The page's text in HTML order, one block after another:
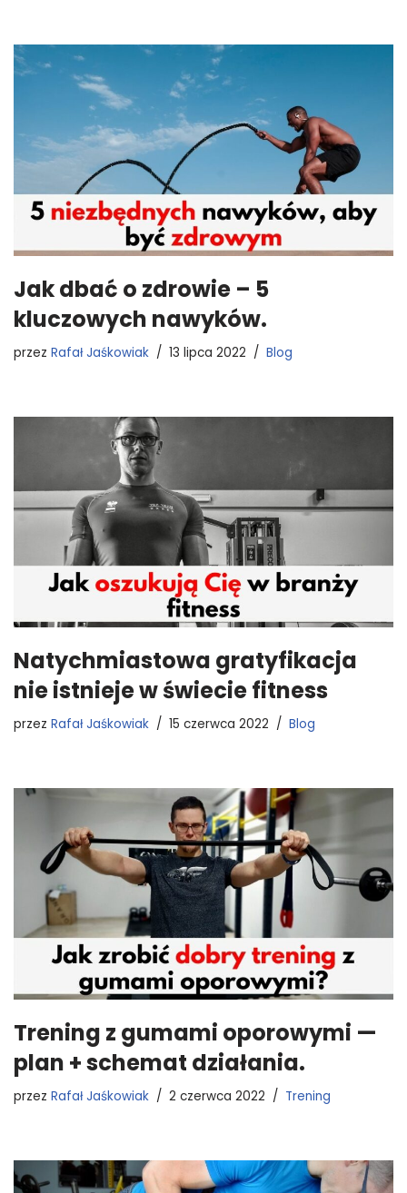
Jak dbać o zdrowie – 5
kluczowych nawyków.
przez Rafał Jaśkowiak 13 lipca 2022 Blog
Natychmiastowa gratyfikacja
nie istnieje w świecie fitness
przez Rafał Jaśkowiak 15 czerwca 2022 Blog
Trening z gumami oporowymi —
plan + schemat działania.
przez Rafał Jaśkowiak 2 czerwca 2022 Trening